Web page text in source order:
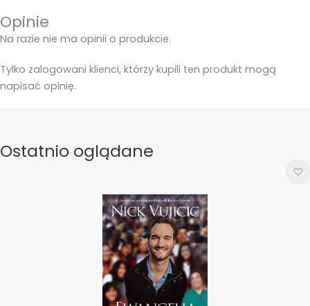
Opinie
Na razie nie ma opinii o produkcie.
Tylko zalogowani klienci, którzy kupili ten produkt mogą
napisać opinię.
Ostatnio oglądane